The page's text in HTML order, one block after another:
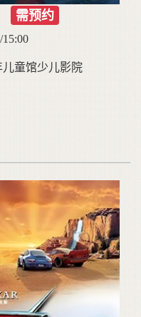
需预约
童馆少儿影院